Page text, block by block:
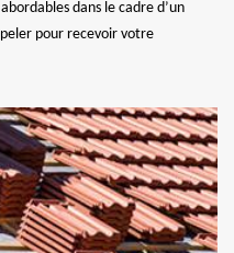
dans le cadre d’un
pour recevoir votre